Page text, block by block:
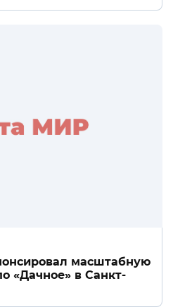
масштабную
«Дачное» в Санкт-